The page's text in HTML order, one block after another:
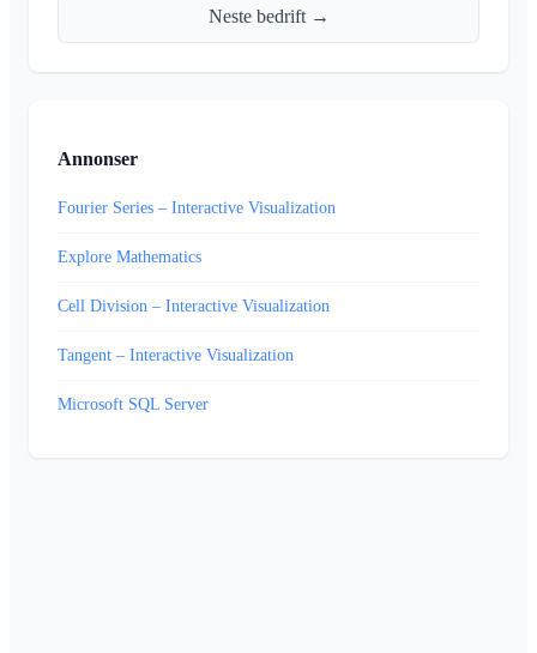
Neste bedrift →
Annonser
Fourier Series – Interactive Visualization
Explore Mathematics
Cell Division – Interactive Visualization
Tangent – Interactive Visualization
Microsoft SQL Server